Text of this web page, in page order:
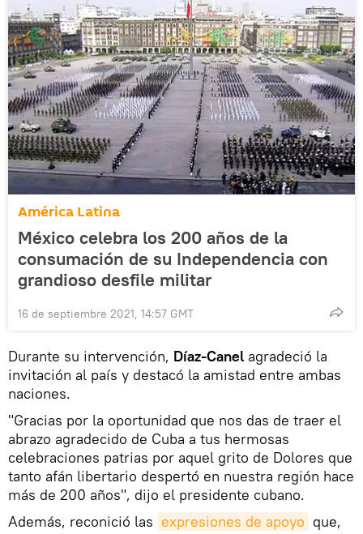
América Latina
México celebra los 200 años de la
consumación de su Independencia con
grandioso desfile militar
16 de septiembre 2021, 14:57 GMT
Durante su intervención, Díaz-Canel agradeció la
invitación al país y destacó la amistad entre ambas
naciones.
"Gracias por la oportunidad que nos das de traer el
abrazo agradecido de Cuba a tus hermosas
celebraciones patrias por aquel grito de Dolores que
tanto afán libertario despertó en nuestra región hace
más de 200 años", dijo el presidente cubano.
Además, reconició las expresiones de apoyo que,